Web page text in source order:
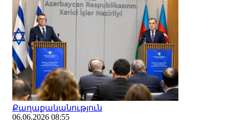
Քաղաքականություն
06.06.2026 08:55